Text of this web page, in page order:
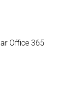
Office 365